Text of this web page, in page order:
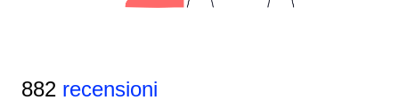
882 recensioni